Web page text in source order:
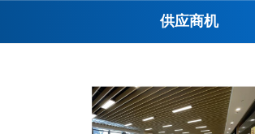
供应商机